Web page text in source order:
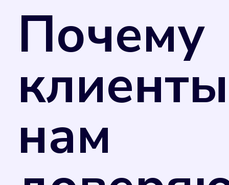
применения в сфере государственного
добровольном порядке. Однако
потребления коммунального ресурса в
отметкой в техническом паспорте
счетчика. Поэтому рекомендуем вам не
Почему
клиенты
нам